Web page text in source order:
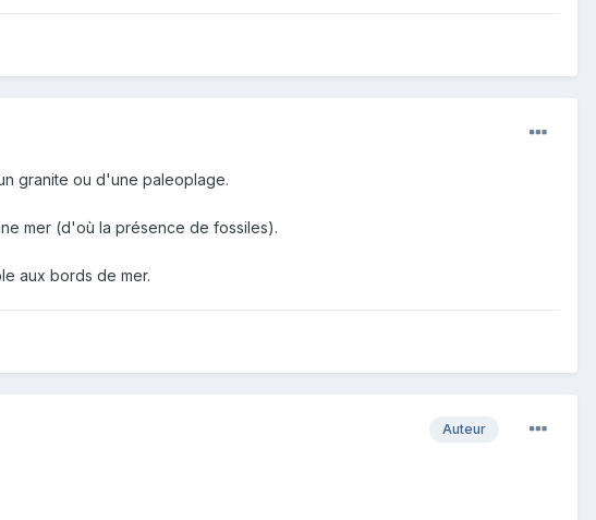
granite ou d'une paleoplage.
mer (d'où la présence de fossiles).
aux bords de mer.
Auteur